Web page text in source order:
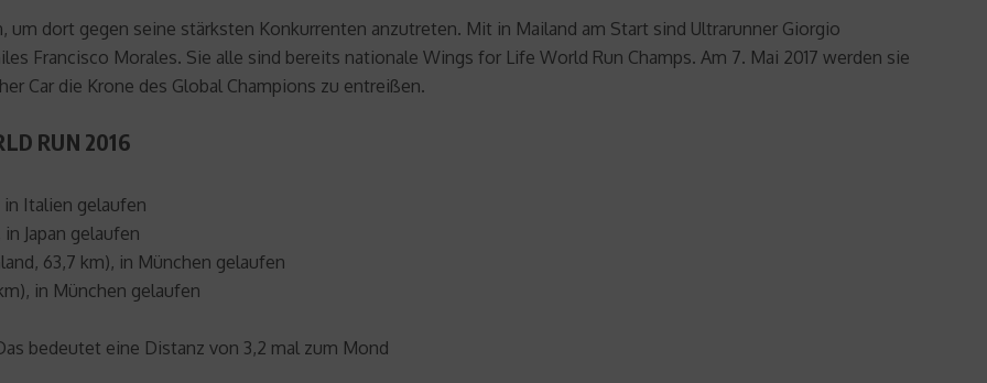
um dort gegen seine stärksten Konkurrenten anzutreten. Mit in Mailand am Start sind Ultrarunner Giorgio
Francisco Morales. Sie alle sind bereits nationale Wings for Life World Run Champs. Am 7. Mai 2017 werden sie
Car die Krone des Global Champions zu entreißen.
RUN 2016
in Italien gelaufen
Japan gelaufen
63,7 km), in München gelaufen
in München gelaufen
bedeutet eine Distanz von 3,2 mal zum Mond